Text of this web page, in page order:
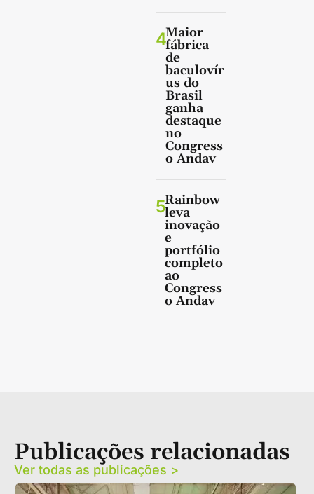
4Maior
fábrica
de
baculovír
us do
Brasil
ganha
destaque
no
Congress
o Andav
5Rainbow
leva
inovação
e
portfólio
completo
ao
Congress
o Andav
Publicações relacionadas
Ver todas as publicações >